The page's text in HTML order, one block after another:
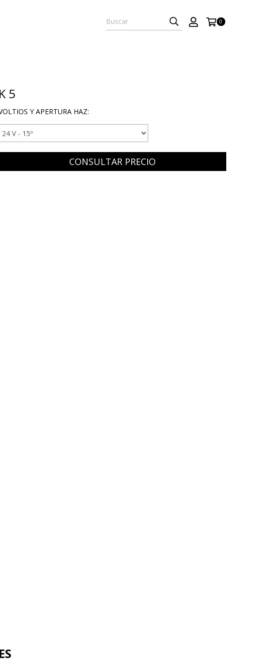
0
K 5
Y APERTURA HAZ: